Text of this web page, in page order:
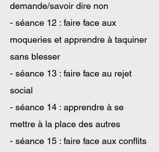
demande/savoir dire non
- séance 12 : faire face aux
moqueries et apprendre à taquiner
sans blesser
- séance 13 : faire face au rejet
social
- séance 14 : apprendre à se
mettre à la place des autres
- séance 15 : faire face aux conflits